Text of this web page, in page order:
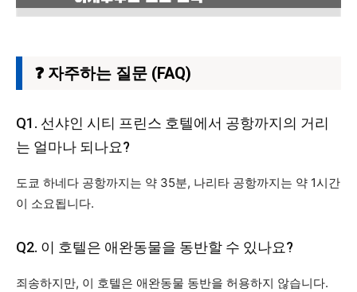
❓ 자주하는 질문 (FAQ)
Q1. 선샤인 시티 프린스 호텔에서 공항까지의 거리
는 얼마나 되나요?
도쿄 하네다 공항까지는 약 35분, 나리타 공항까지는 약 1시간
이 소요됩니다.
Q2. 이 호텔은 애완동물을 동반할 수 있나요?
죄송하지만, 이 호텔은 애완동물 동반을 허용하지 않습니다.